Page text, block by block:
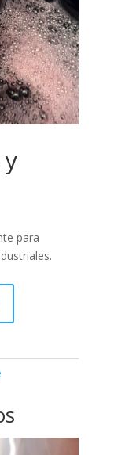
para